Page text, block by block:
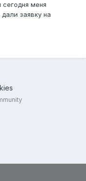
сегодня меня
заявку на
zlogames. Но, на
далюбливают меня